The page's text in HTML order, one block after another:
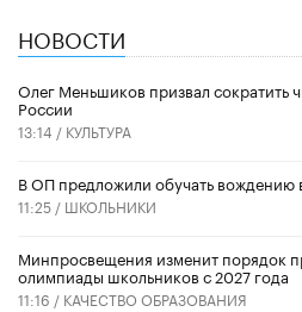
НОВОСТИ
Олег Меньшиков призвал сократить
России
13:14 / КУЛЬТУРА
В ОП предложили обучать вождению
11:25 / ШКОЛЬНИКИ
Минпросвещения изменит порядок
олимпиады школьников с 2027 года
11:16 / КАЧЕСТВО ОБРАЗОВАНИЯ